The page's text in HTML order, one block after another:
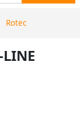
Rotec